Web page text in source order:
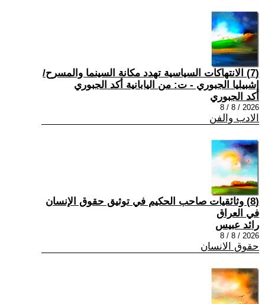
(7) الانتهاكات السياسية تهدد مكانة السينما والمسرح/
إشبيليا الجبوري - ت: من اليابانية أكد الجبوري
أكد الجبوري
2026 / 8 / 8
الادب والفن
(8) وثائقيات صاحب الحكيم في توثيق حقوق الإنسان
في العراق
رائد عبيس
2026 / 8 / 8
حقوق الانسان